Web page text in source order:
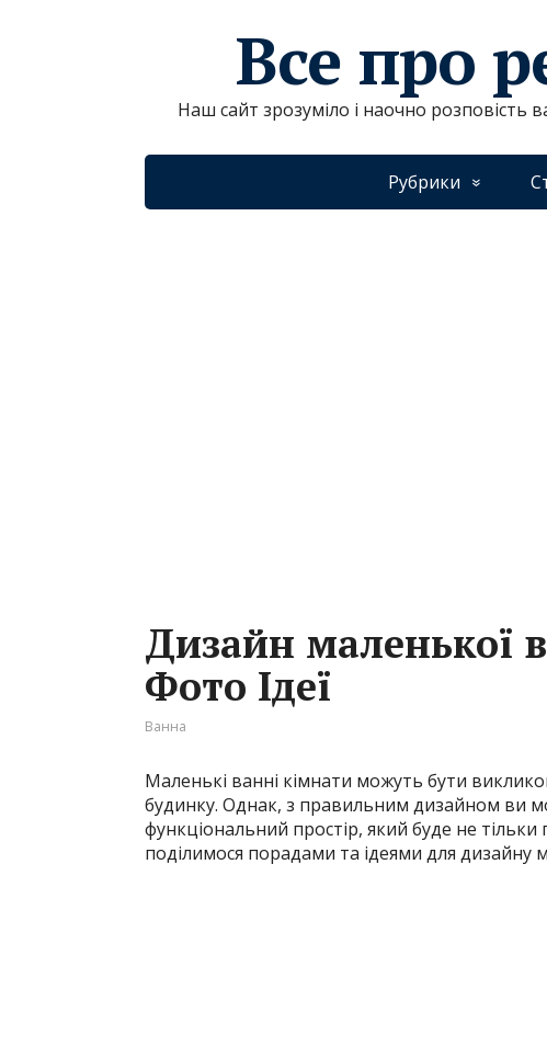
Все про
Наш сайт зрозуміло і наочно розповість
Рубрики
Дизайн маленької
Фото Ідеї
Ванна
Маленькі ванні кімнати можуть бути
будинку. Однак, з правильним дизайном ви
функціональний простір, який буде не
поділимося порадами та ідеями для дизайну